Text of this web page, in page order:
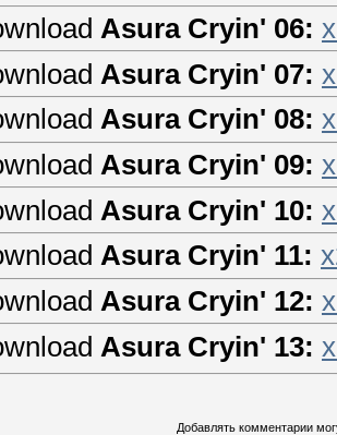
Asura Cryin' 06:
Asura Cryin' 07:
Asura Cryin' 08:
Asura Cryin' 09:
Asura Cryin' 10:
Asura Cryin' 11:
Asura Cryin' 12:
Asura Cryin' 13:
Добавлять комментарии